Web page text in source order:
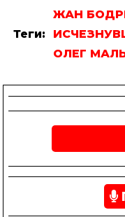
Теги:
ЖАН
ОЛЕГ